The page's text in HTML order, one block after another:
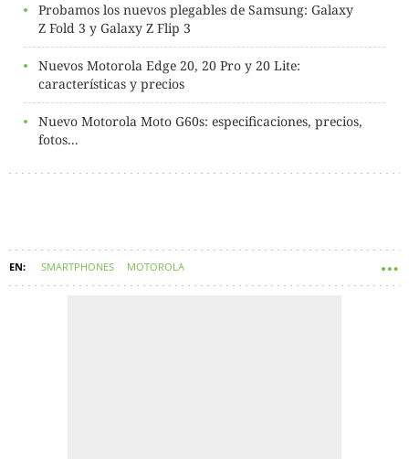
Probamos los nuevos plegables de Samsung: Galaxy
Z Fold 3 y Galaxy Z Flip 3
Nuevos Motorola Edge 20, 20 Pro y 20 Lite:
características y precios
Nuevo Motorola Moto G60s: especificaciones, precios,
fotos...
SMARTPHONES MOTOROLA